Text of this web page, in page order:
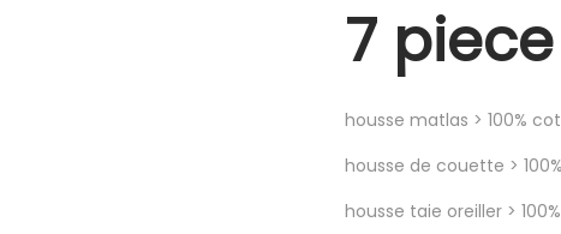
7 piece
housse matlas > 100%
housse de couette >
housse taie oreiller >